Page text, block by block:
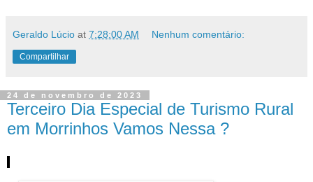
Geraldo Lúcio at 7:28:00 AM Nenhum comentário:
Compartilhar
24 de novembro de 2023
Terceiro Dia Especial de Turismo Rural
em Morrinhos Vamos Nessa ?